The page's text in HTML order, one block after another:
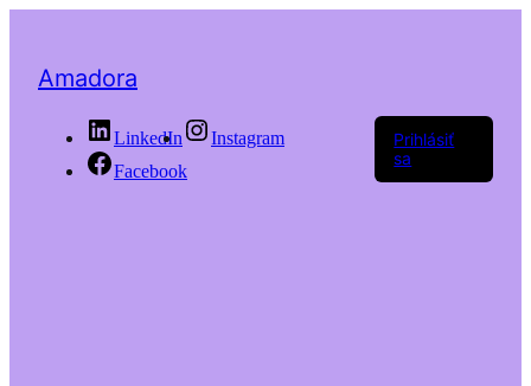
Amadora
LinkedIn
Instagram
Facebook
Prihlásiť
sa